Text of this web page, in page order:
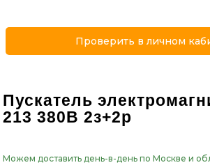
Проверить в личном
Пускатель
213 380В 2з+2р
Можем доставить день-в-день по Москве и